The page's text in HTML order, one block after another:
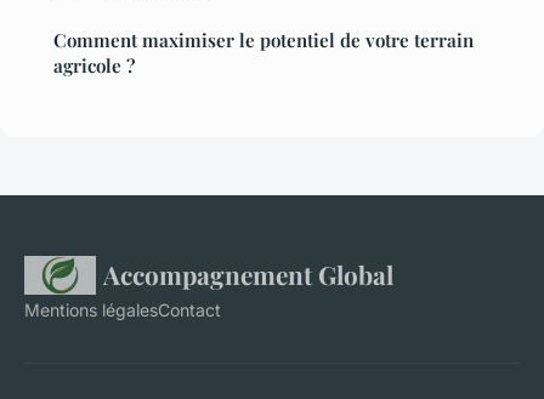
Comment maximiser le potentiel de votre terrain
agricole ?
Accompagnement Global
Mentions légalesContact